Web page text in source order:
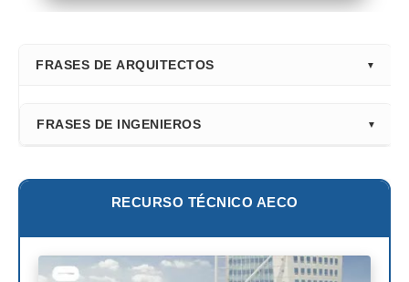
FRASES DE ARQUITECTOS
Santiago Calatrava
Richard Rogers
FRASES DE INGENIEROS
Leslie E. Robertson
Félix Cándela
RECURSO TÉCNICO AECO